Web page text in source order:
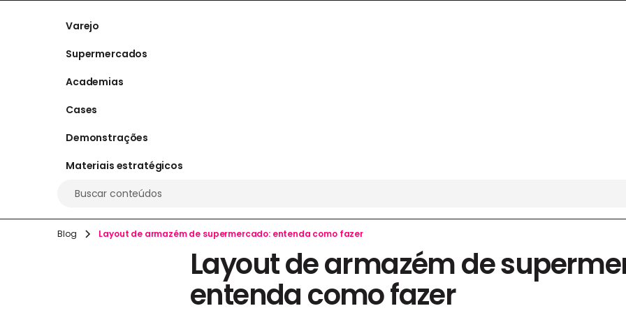
Varejo
Supermercados
Academias
Cases
Demonstrações
Materiais estratégicos
Buscar conteúdos
Blog Layout de armazém de supermercado: entenda como fazer
Layout de armazém de
entenda como fazer